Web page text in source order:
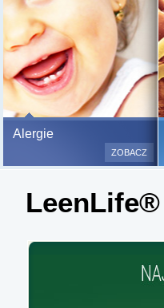
Alergie
ZOBACZ
LeenLife®